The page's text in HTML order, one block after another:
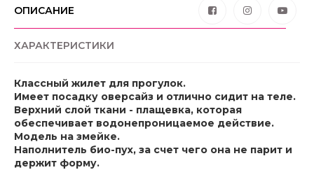
ОПИСАНИЕ
ХАРАКТЕРИСТИКИ
Классный жилет для прогулок.
Имеет посадку оверсайз и отлично сидит на теле.
Верхний слой ткани - плащевка, которая
обеспечивает водонепроницаемое действие.
Модель на змейке.
Наполнитель био-пух, за счет чего она не парит и
держит форму.